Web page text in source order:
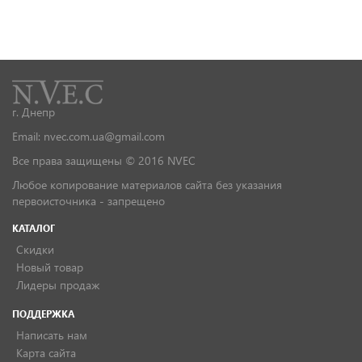
г. Днепр
Email: nvec.com.ua@gmail.com
Все права защищены © 2016 NVEC
Любое копирование материалов сайта без указания
первоисточника - запрещено
КАТАЛОГ
Скидки
Новый товар
Лидеры продаж
ПОДДЕРЖКА
Написать нам
Карта сайта